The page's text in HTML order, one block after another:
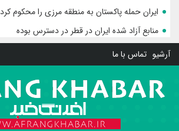
ایران حمله پاکستان به منطقه مرزی را محکوم کرد
منابع آزاد شده ایران در قطر در دسترس بوده
آرشیو تماس با ما